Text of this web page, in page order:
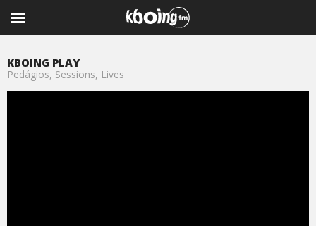
KBOING PLAY
Pedágios, Sessions, Lives